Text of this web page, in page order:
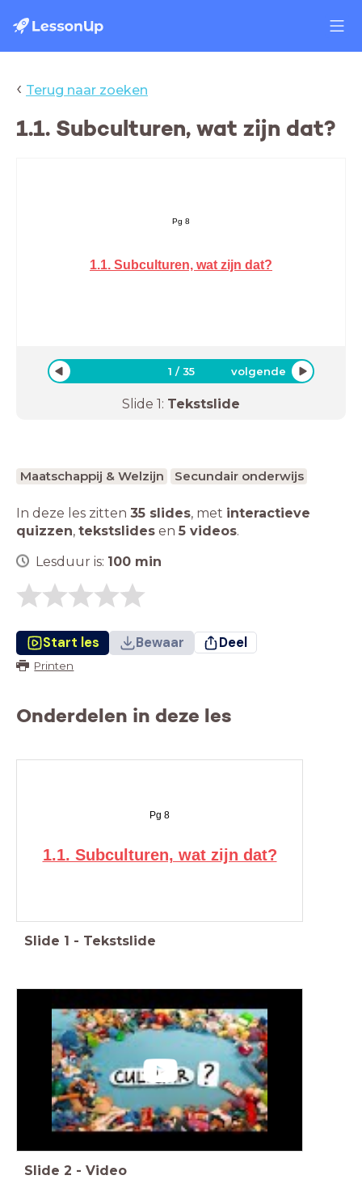
‹ Terug naar zoeken
1.1. Subculturen, wat zijn dat?
Pg 8
1.1. Subculturen, wat zijn dat?
1 /35 volgende
Slide 1: Tekstslide
Maatschappij & Welzijn Secundair onderwijs
In deze les zitten 35 slides, met interactieve
quizzen, tekstslides en 5 videos.
Lesduur is: 100 min
Start les Bewaar Deel
Printen
Onderdelen in deze les
Pg 8
1.1. Subculturen, wat zijn dat?
Slide 1 - Tekstslide
Slide 2 - Video